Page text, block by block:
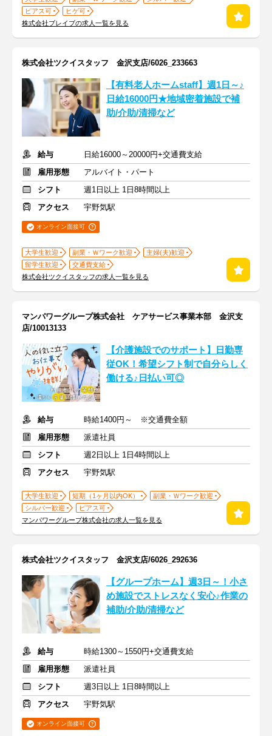
ピアス可
ヒゲ可
株式会社ブレイブの求人一覧を見る
株式会社ツクイスタッフ 金沢支店/6026_233663
【有料老人ホームstaff】週1日～♪
日給16000円★地域密着施設で補
助/介助/清掃など
給与
日給16000～20000円+交通費支給
雇用形態
アルバイト・パート
シフト
週1日以上 1日8時間以上
アクセス
宇野気駅
オンライン面接可
大学生歓迎 副業・Ｗワーク歓迎
主婦(夫)歓迎
留学生歓迎
交通費支給
株式会社ツクイスタッフの求人一覧を見る
マンパワーグループ株式会社 ケアサービス事業本部 金沢支
店/10013133
【介護施設でのサポート】日勤専
従OK！希望シフト制で自分らしく
働ける♪日払い可◎
給与
時給1400円～ ※交通費全額
雇用形態
派遣社員
シフト
週2日以上 1日4時間以上
アクセス
宇野気駅
大学生歓迎 短期（1ヶ月以内OK）
副業・Ｗワーク歓迎
シルバー歓迎
ピアス可
マンパワーグループ株式会社の求人一覧を見る
株式会社ツクイスタッフ 金沢支店/6026_292636
【グループホーム】週3日～！小さ
め施設でストレスなく安心♪作業の
補助/介助/清掃など
給与
時給1300～1550円+交通費支給
雇用形態
派遣社員
シフト
週3日以上 1日8時間以上
アクセス
宇野気駅
オンライン面接可